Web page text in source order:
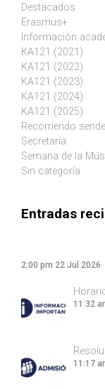
Destacados
Erasmus+
Información
KA121 (2021)
KA121 (2022)
KA121 (2023)
KA121 (2024)
KA121 (2025)
Recorriendo
Secretaría
Semana de la
Sin categoría
Entradas
2:00 pm 22 Jul 2026
11:32
11:17